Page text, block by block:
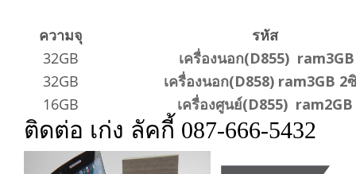
ความจุ
รหัส
32GB
เครื่องนอก(D855) ram3GB
32GB
เครื่องนอก(D858) ram3GB 2
16GB
เครื่องศูนย์(D855) ram2GB
ติดต่อ เก่ง ลัคกี้ 087-666-5432